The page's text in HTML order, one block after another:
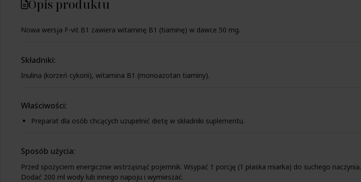
Opis produktu
Nowa wersja F-vit B1 zawiera witaminę B1 (tiaminę) w dawce 50 mg.
Składniki:
Inulina (korzeń cykorii), witamina B1 (monoazotan tiaminy).
Właściwości:
Preparat dla osób chcących uzupełnić dietę w składniki suplementu.
Sposób użycia:
Przed spożyciem energicznie wstrząsnąć pojemnik. Wsypać 1 porcję (1 płaska miarka) do suchego naczynia.
Dodać 200 ml wody lub innego napoju i wymieszać.